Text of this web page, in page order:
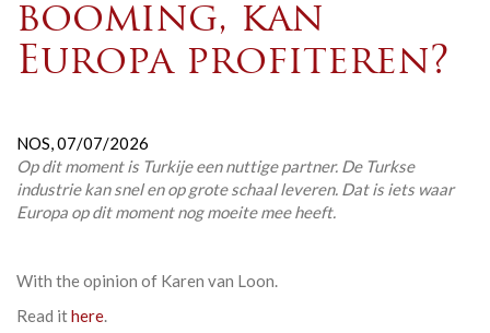
booming, kan
Europa profiteren?
NOS,07/07/2026
Op dit moment is Turkije een nuttige partner. De Turkse
industrie kan snel en op grote schaal leveren. Dat is iets waar
Europa op dit moment nog moeite mee heeft.
With the opinion of Karen van Loon.
Read ithere.